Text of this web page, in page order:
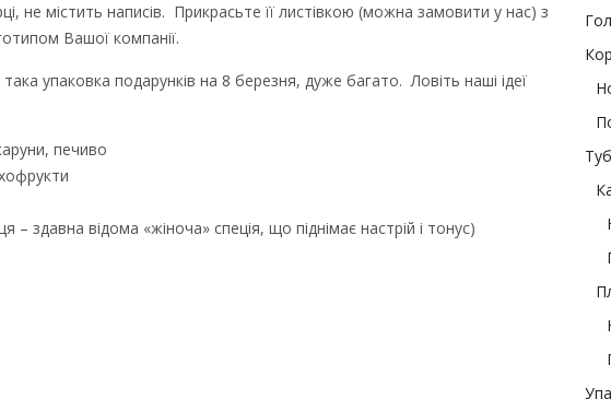
не містить написів. Прикрасьте її листівкою (можна замовити у нас) з
Вашої компанії.
упаковка подарунків на 8 березня, дуже багато. Ловіть наші ідеї
печиво
– здавна відома «жіноча» спеція, що піднімає настрій і тонус)